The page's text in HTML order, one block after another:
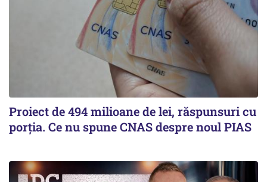
Proiect de 494 milioane de lei, răspunsuri cu
porția. Ce nu spune CNAS despre noul PIAS